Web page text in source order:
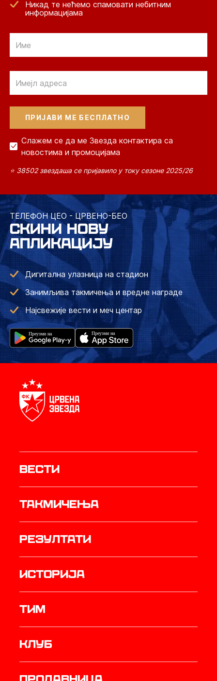
Никад те нећемо спамовати небитним
информацијама
Слажем се да ме Звезда контактира са
новостима и промоцијама
⭐ 38502 звездаша се пријавило у току сезоне 2025/26
ТЕЛЕФОН ЦЕО - ЦРВЕНО-БЕО
СКИНИ НОВУ
АПЛИКАЦИЈУ
Дигитална улазница на стадион
Занимљива такмичења и вредне награде
Најсвежије вести и меч центар
Вести
Такмичења
резултати
историја
ТИМ
Клуб